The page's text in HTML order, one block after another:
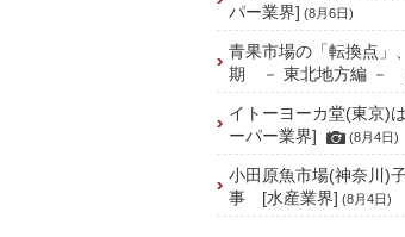
パー業界] (8月6日)
青果市場の「転換点」
期 － 東北地方編 －
イトーヨーカ堂(東京)
ーパー業界]
(8月4日)
小田原魚市場(神奈川)
事 [水産業界] (8月4日)